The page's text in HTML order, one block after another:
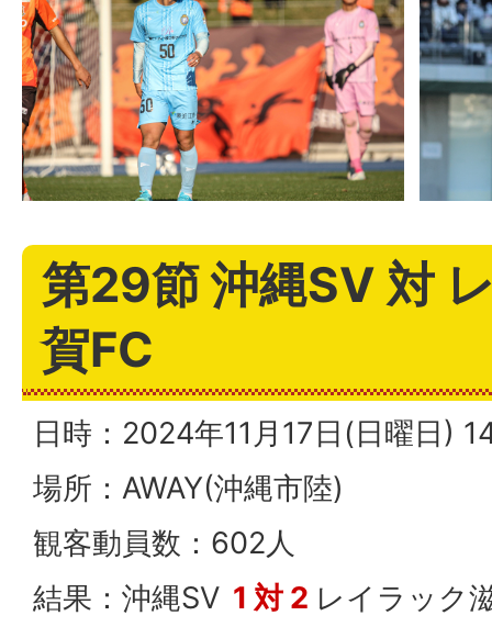
第29節 沖縄SV 対
賀FC
日時：2024年11月17日(日曜日)
場所：AWAY(沖縄市陸)
観客動員数：602人
結果：沖縄SV 1 対 2 レイラック